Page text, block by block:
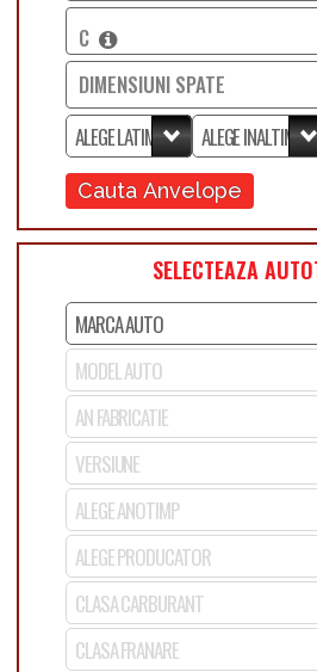
C
DIMENSIUNI SPATE
Cauta Anvelope
SELECTEAZA